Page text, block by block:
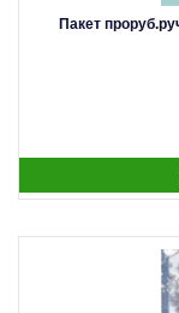
Пакет